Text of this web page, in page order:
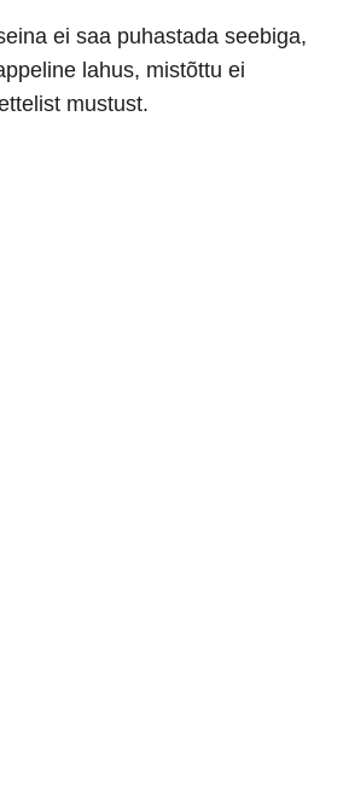
ei saa puhastada seebiga,
lahus, mistõttu ei
mustust.